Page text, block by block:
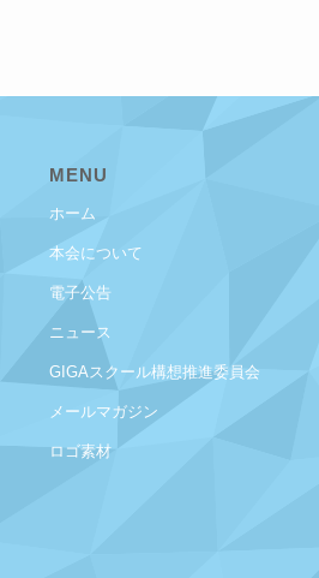
MENU
ホーム
本会について
電子公告
ニュース
GIGAスクール構想推進委員会
メールマガジン
ロゴ素材